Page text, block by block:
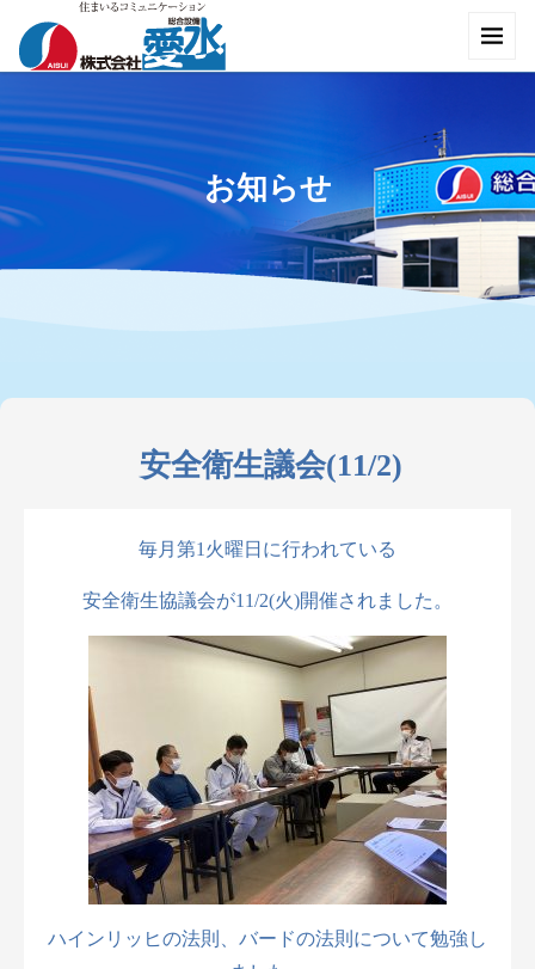
お知らせ
安全衛生議会(11/2)
毎月第1火曜日に行われている
安全衛生協議会が11/2(火)開催されました。
ハインリッヒの法則、バードの法則について勉強し